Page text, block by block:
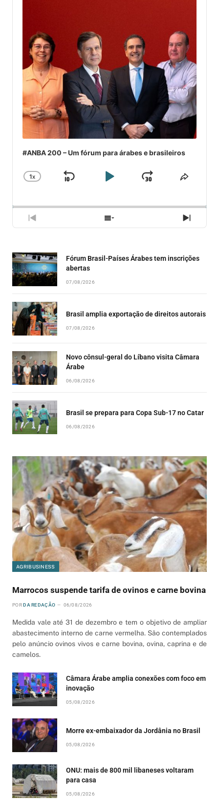
#ANBA 200 – Um fórum para árabes e brasileiros
CHANGE
1X
SKIP
PLAYJUMP
PREVIOUS
EPISODE
SHOW
EPISODES
NEXT
Fórum Brasil-Países Árabes tem inscrições
abertas
07/08/2026
Brasil amplia exportação de direitos autorais
07/08/2026
Novo cônsul-geral do Líbano visita Câmara
Árabe
06/08/2026
Brasil se prepara para Copa Sub-17 no Catar
06/08/2026
AGRIBUSINESS
Marrocos suspende tarifa de ovinos e carne bovina
POR DA REDAÇÃO 06/08/2026
Medida vale até 31 de dezembro e tem o objetivo de ampliar
abastecimento interno de carne vermelha. São contemplados
pelo anúncio ovinos vivos e carne bovina, ovina, caprina e de
camelos.
Câmara Árabe amplia conexões com foco em
inovação
05/08/2026
Morre ex-embaixador da Jordânia no Brasil
05/08/2026
ONU: mais de 800 mil libaneses voltaram
para casa
05/08/2026